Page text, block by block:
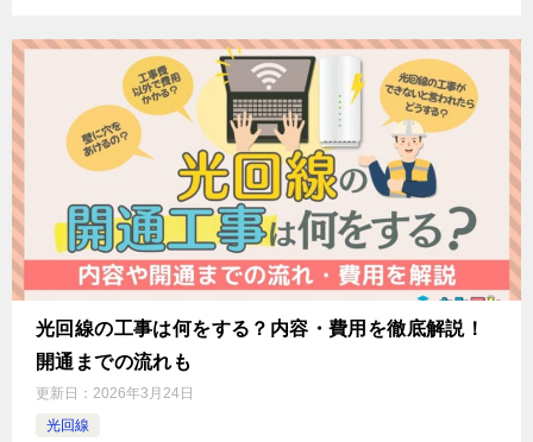
光回線の工事は何をする？内容・費用を徹底解説！
開通までの流れも
更新日： 2026年3月24日
光回線